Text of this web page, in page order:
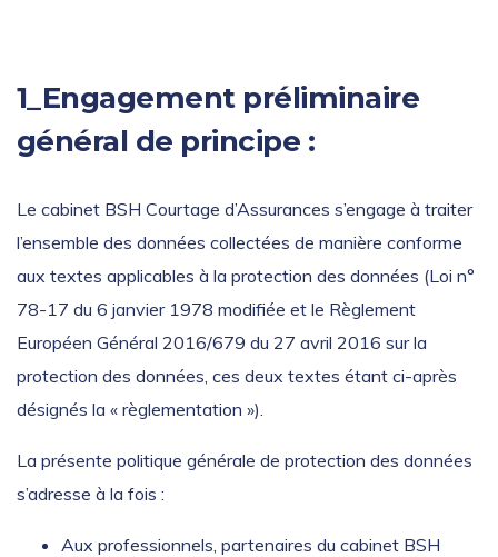
1_Engagement préliminaire
général de principe :
Le cabinet BSH Courtage d’Assurances s’engage à traiter
l’ensemble des données collectées de manière conforme
aux textes applicables à la protection des données (Loi n°
78-17 du 6 janvier 1978 modifiée et le Règlement
Européen Général 2016/679 du 27 avril 2016 sur la
protection des données, ces deux textes étant ci-après
désignés la « règlementation »).
La présente politique générale de protection des données
s’adresse à la fois :
Aux professionnels, partenaires du cabinet BSH